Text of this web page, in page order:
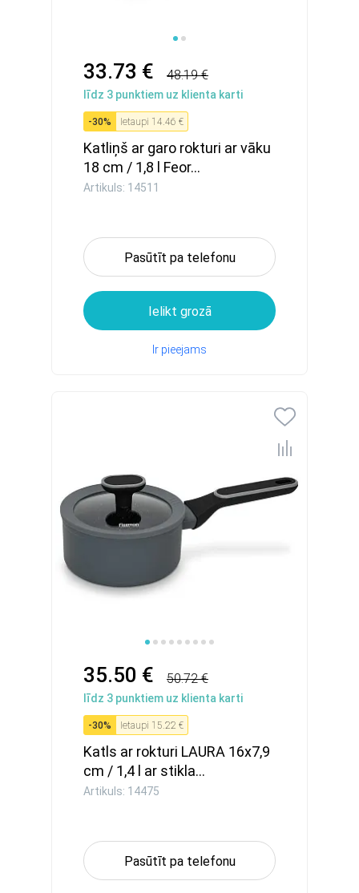
33.73 € 48.19 €
līdz 3 punktiem uz klienta karti
-30% Ietaupi 14.46 €
Katliņš ar garo rokturi ar vāku
18 cm / 1,8 l Feor...
Artikuls: 14511
Pasūtīt pa telefonu
Ielikt grozā
Ir pieejams
35.50 € 50.72 €
līdz 3 punktiem uz klienta karti
-30% Ietaupi 15.22 €
Katls ar rokturi LAURA 16x7,9
cm / 1,4 l ar stikla...
Artikuls: 14475
Pasūtīt pa telefonu